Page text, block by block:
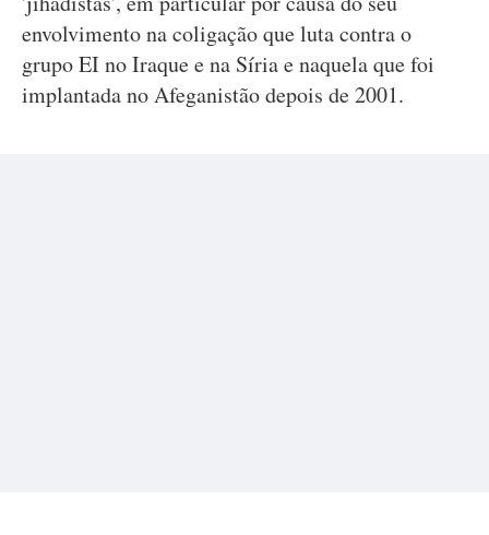
envolvimento na coligação que luta contra o
grupo EI no Iraque e na Síria e naquela que foi
implantada no Afeganistão depois de 2001.